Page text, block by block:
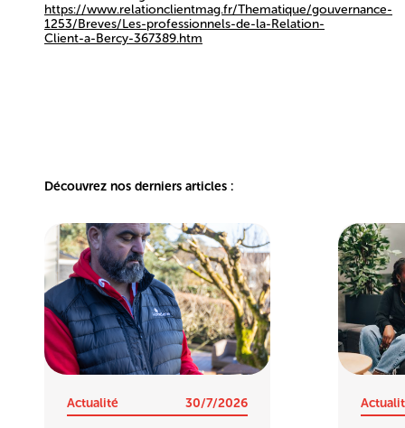
https://www.relationclientmag.fr/Thematique/gouvernance-
1253/Breves/Les-professionnels-de-la-Relation-
Client-a-Bercy-367389.htm
Découvrez nos derniers articles :
Actualité 30/7/2026